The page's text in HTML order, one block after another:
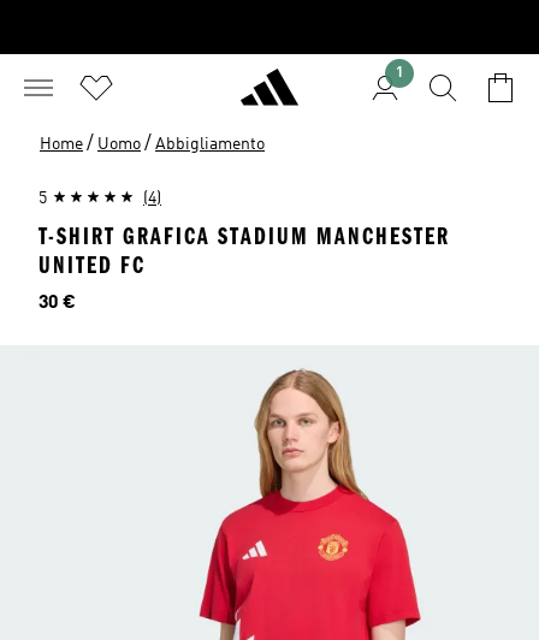
1
Home / Uomo / Abbigliamento
5 (4)
T-SHIRT GRAFICA STADIUM MANCHESTER
UNITED FC
Prezzo
30 €